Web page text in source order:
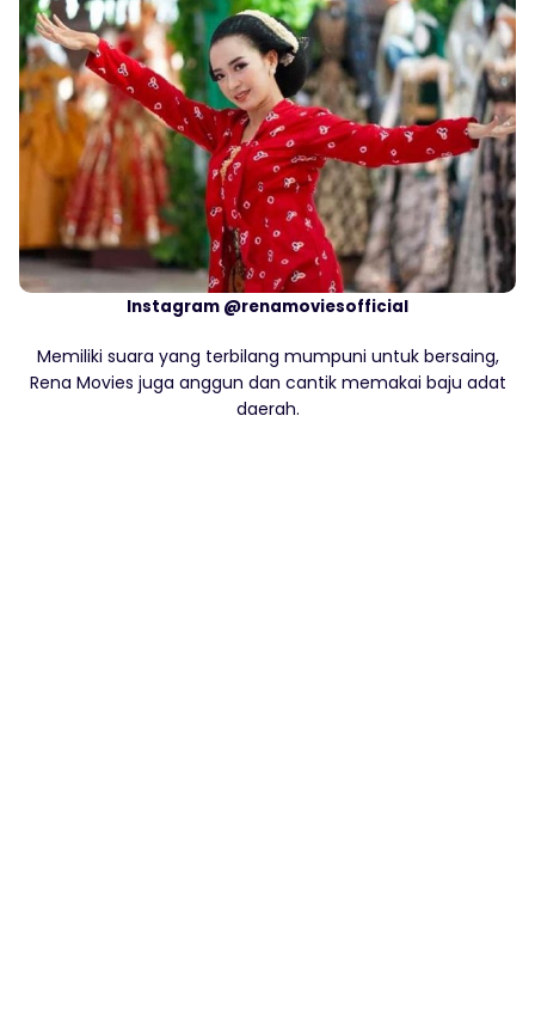
Instagram @renamoviesofficial
Memiliki suara yang terbilang mumpuni untuk bersaing,
Rena Movies juga anggun dan cantik memakai baju adat
daerah.